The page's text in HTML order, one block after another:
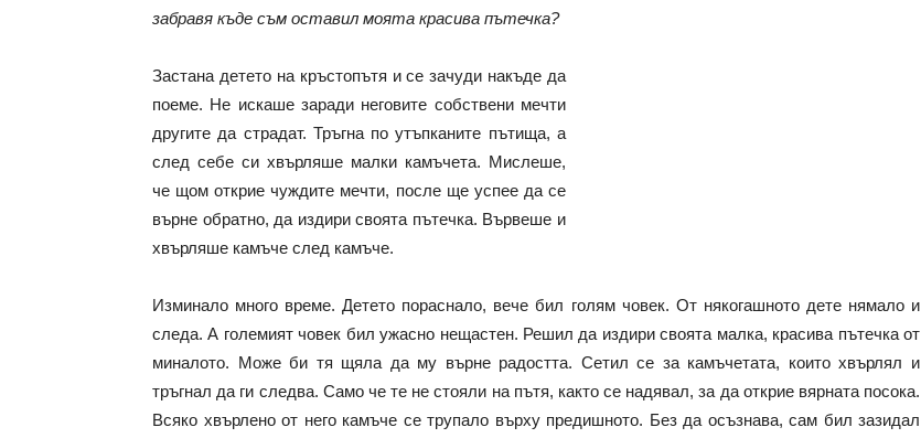
забравя къде съм оставил моята красива пътечка?
Застана детето на кръстопътя и се зачуди накъде да
поеме. Не искаше заради неговите собствени мечти
другите да страдат. Тръгна по утъпканите пътища, а
след себе си хвърляше малки камъчета. Мислеше,
че щом открие чуждите мечти, после ще успее да се
върне обратно, да издири своята пътечка. Вървеше и
хвърляше камъче след камъче.
Изминало много време. Детето пораснало, вече бил голям човек. От някогашното дете нямало и
следа. А големият човек бил ужасно нещастен. Решил да издири своята малка, красива пътечка от
миналото. Може би тя щяла да му върне радостта. Сетил се за камъчетата, които хвърлял и
тръгнал да ги следва. Само че те не стояли на пътя, както се надявал, за да открие вярната посока.
Всяко хвърлено от него камъче се трупало върху предишното. Без да осъзнава, сам бил зазидал